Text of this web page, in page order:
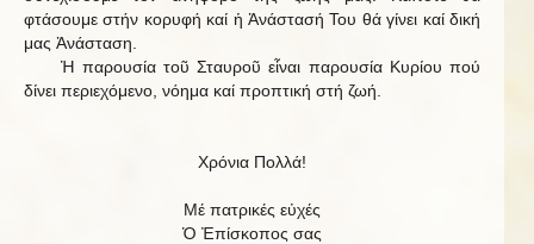
φτάσουμε στήν κορυφή καί ἡ Ἀνάστασή Του θά γίνει καί δική
μας Ἀνάσταση.
Ἡ παρουσία τοῦ Σταυροῦ εἶναι παρουσία Κυρίου πού
δίνει περιεχόμενο, νόημα καί προπτική στή ζωή.
Χρόνια Πολλά!
Μέ πατρικές εὐχές
Ὁ Ἐπίσκοπος σας